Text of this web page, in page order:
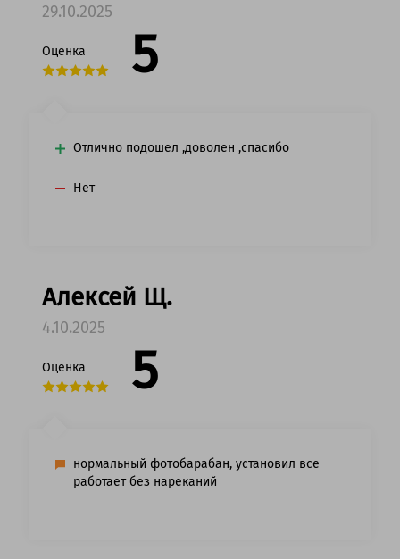
29.10.2025
Оценка 5
Отлично подошел ,доволен ,спасибо
Нет
Алексей Щ.
4.10.2025
Оценка 5
нормальный фотобарабан, установил все
работает без нареканий